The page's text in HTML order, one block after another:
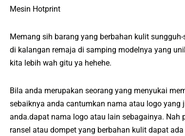
Mesin Hotprint
Memang sih barang yang berbahan kulit
di kalangan remaja di samping modelnya yang
kita lebih wah gitu ya hehehe.
Bila anda merupakan seorang yang menyukai
sebaiknya anda cantumkan nama atau logo
anda.dapat nama logo atau lain sebagainya. Nah
ransel atau dompet yang berbahan kulit dapat